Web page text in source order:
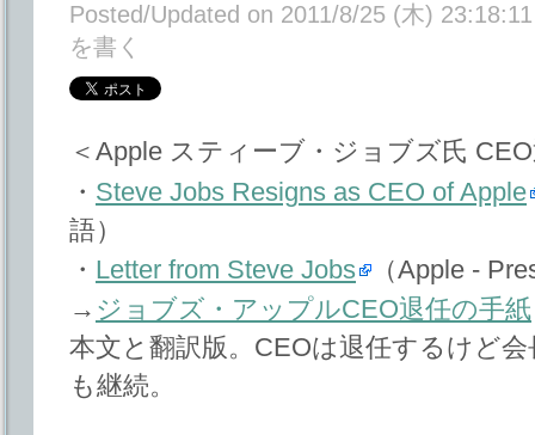
Posted/Updated on 2011/8/25 (木) 23:18:11
を書く
＜Apple スティーブ・ジョブズ氏
・ Steve Jobs Resigns as CEO of Apple
語）
・ Letter from Steve Jobs
（Apple -
→ ジョブズ・アップルCEO退任の手紙
本文と翻訳版。CEOは退任するけど
も継続。